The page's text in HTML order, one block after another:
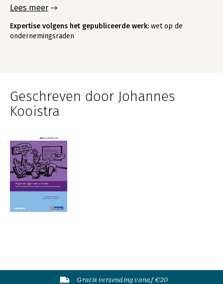
Lees meer
Expertise volgens het gepubliceerde werk: wet op de
ondernemingsraden
Geschreven door Johannes
Kooistra
Gratis verzending vanaf €20